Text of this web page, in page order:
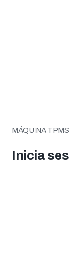
MÁQUINA TPMS
Inicia